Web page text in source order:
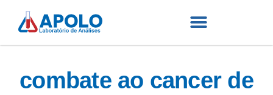
combate ao cancer de